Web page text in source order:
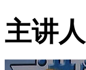
主讲人